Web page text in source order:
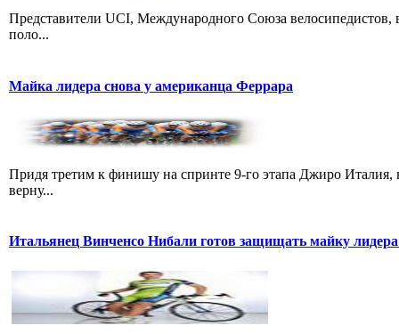
Представители UCI, Международного Союза
поло...
Майка лидера снова у американца Феррара
Придя третим к финишу на спринте 9-го этапа Джиро
верну...
Итальянец Винченсо Нибали готов защищать майку